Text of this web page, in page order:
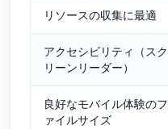
リソースの収集に最適
アクセシビリティ（スク
リーンリーダー）
良好なモバイル体験のフ
ァイルサイズ